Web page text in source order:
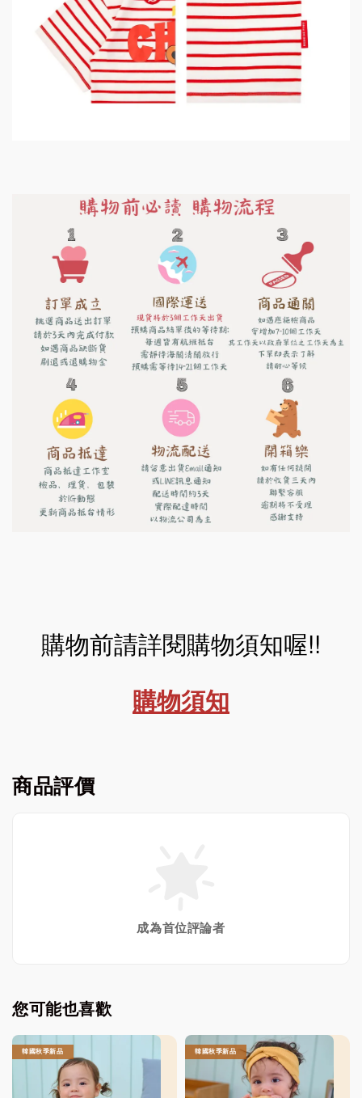
購物前請詳閱購物須知喔!!
購物須知
商品評價
成為首位評論者
您可能也喜歡
韓國秋季新品 韓國秋季新品